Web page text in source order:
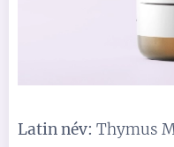
Latin név: Thymus